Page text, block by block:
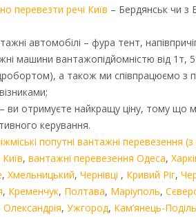
перевезти речі Київ – Бердянськ чи з
автомобілі – фура тент,
машини вантажопідйомністю від 1т,
а також ми співпрацюємо з
отримуєте найкращу ціну, тому що
керування.
попутні вантажні перевезення
, вантажні перевезення Одеса,
, Хмельницький, Чернівці , Кривий Ріг,
, Кременчук, Полтава, Маріуполь,
Олександрія, Ужгород, Кам’янець-